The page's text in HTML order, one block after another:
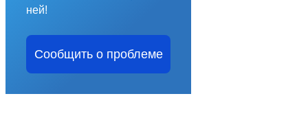
ней!
Сообщить о проблеме